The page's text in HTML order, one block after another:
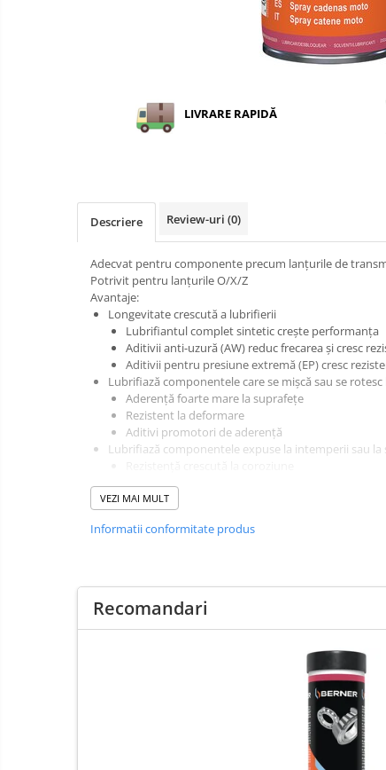
LIVRARE RAPIDĂ
Descriere Review-uri (0)
Adecvat pentru componente precum lanțurile de
Potrivit pentru lanțurile O/X/Z
Avantaje:
Longevitate crescută a lubrifierii
Lubrifiantul complet sintetic crește performanța
Aditivii anti-uzură (AW) reduc frecarea și cresc
Aditivii pentru presiune extremă (EP) cresc
Lubrifiază componentele care se mișcă sau se rotesc
Aderență foarte mare la suprafețe
Rezistent la deformare
Aditivi promotori de aderență
Lubrifiază componentele expuse la intemperii sau la
Rezistență ridicată la spălarea cu apă
Rezistent la apă rece, apă fierbinte și la stropirea
Putere mare de penetrare în cele mai mici goluri
Îndepărtați complet praful, murdăria sau lubrifianții
Pulverizați pe suprafețele curate și lăsați să se evapore
După utilizare, pulverizați ținând recipientul invers
VEZI MAI MULT
Informatii conformitate produs
Recomandari